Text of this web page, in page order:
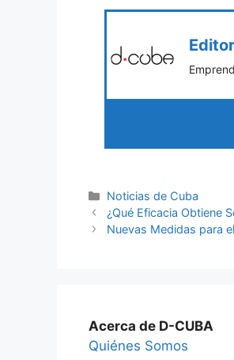
Categories
Noticias de Cuba
¿Qué Eficacia Obtiene
Nuevas Medidas para
Acerca de D-CUBA
Quiénes Somos